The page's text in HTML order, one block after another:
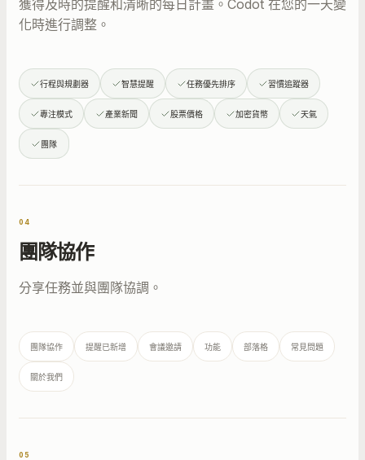
獲得及時的提醒和清晰的每日計畫。Codot 在您的一天變
化時進行調整。
行程與規劃器 智慧提醒 任務優先排序 習慣追蹤器
專注模式 產業新聞 股票價格 加密貨幣 天氣
團隊
04
團隊協作
分享任務並與團隊協調。
團隊協作 提醒已新增 會議邀請 功能 部落格 常見問題
關於我們
05